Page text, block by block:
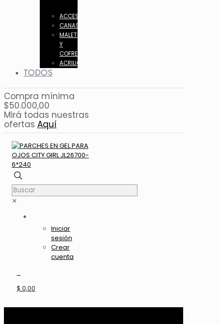
ACCESORIOS
CANASTOS
MALETIN
Y
COFRES
ACRILICO
TODOS
Compra mínima
$50.000,00
Mirá todas nuestras
ofertas Aquí
✕
Iniciar
sesión
Crear
cuenta
$ 0,00